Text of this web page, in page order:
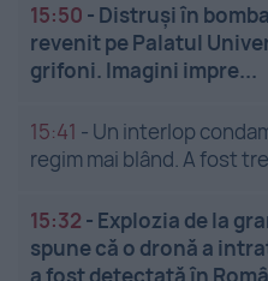
15:50 - Distruși în
revenit pe Palatul
grifoni. Imagini impre...
15:41 - Un interlop
regim mai blând. A fost
15:32 - Explozia de la
spune că o dronă a